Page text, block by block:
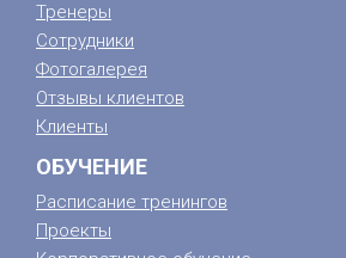
Тренеры
Сотрудники
Фотогалерея
Отзывы клиентов
Клиенты
ОБУЧЕНИЕ
Расписание тренингов
Проекты